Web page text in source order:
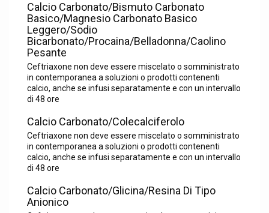
Calcio Carbonato/Bismuto Carbonato
Basico/Magnesio Carbonato Basico
Leggero/Sodio
Bicarbonato/Procaina/Belladonna/Caolino
Pesante
Ceftriaxone non deve essere miscelato o somministrato
in contemporanea a soluzioni o prodotti contenenti
calcio, anche se infusi separatamente e con un intervallo
di 48 ore
Calcio Carbonato/Colecalciferolo
Ceftriaxone non deve essere miscelato o somministrato
in contemporanea a soluzioni o prodotti contenenti
calcio, anche se infusi separatamente e con un intervallo
di 48 ore
Calcio Carbonato/Glicina/Resina Di Tipo
Anionico